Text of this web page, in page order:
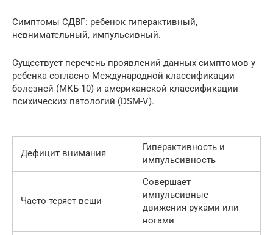
Симптомы СДВГ: ребенок гиперактивный,
невнимательный, импульсивный.
Существует перечень проявлений данных симптомов у
ребенка согласно Международной классификации
болезней (МКБ-10) и американской классификации
психических патологий (DSM-V).
Дефицит внимания
Гиперактивность и
импульсивность
Часто теряет вещи
Совершает
импульсивные
движения руками или
ногами